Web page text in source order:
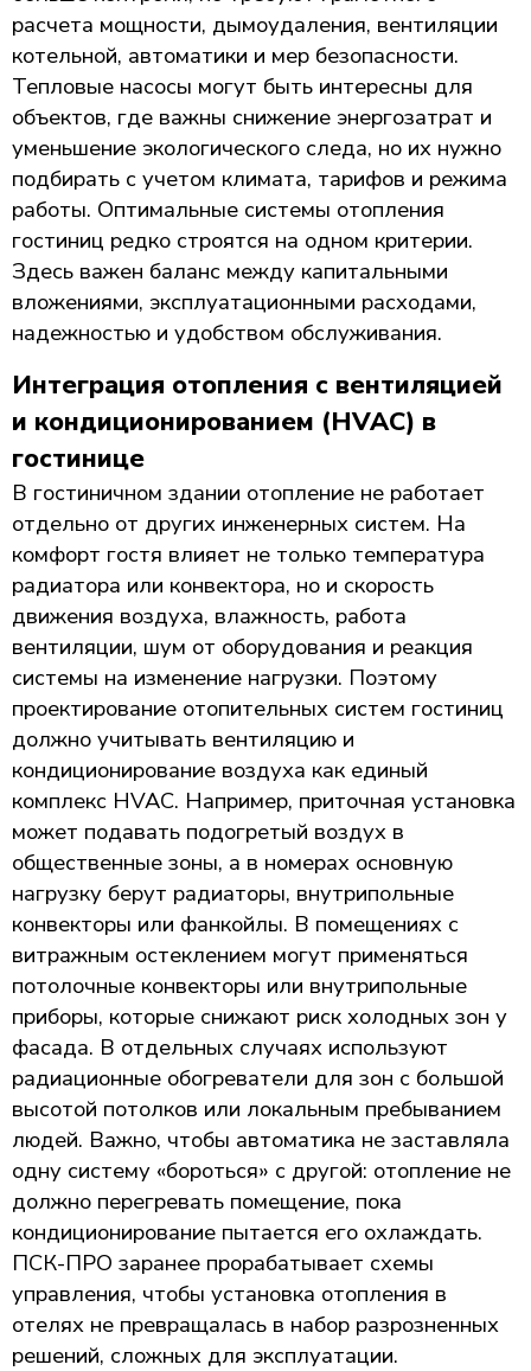
расчета мощности, дымоудаления, вентиляции
котельной, автоматики и мер безопасности.
Тепловые насосы могут быть интересны для
объектов, где важны снижение энергозатрат и
уменьшение экологического следа, но их нужно
подбирать с учетом климата, тарифов и режима
работы. Оптимальные системы отопления
гостиниц редко строятся на одном критерии.
Здесь важен баланс между капитальными
вложениями, эксплуатационными расходами,
надежностью и удобством обслуживания.
Интеграция отопления с вентиляцией
и кондиционированием (HVAC) в
гостинице
В гостиничном здании отопление не работает
отдельно от других инженерных систем. На
комфорт гостя влияет не только температура
радиатора или конвектора, но и скорость
движения воздуха, влажность, работа
вентиляции, шум от оборудования и реакция
системы на изменение нагрузки. Поэтому
проектирование отопительных систем гостиниц
должно учитывать вентиляцию и
кондиционирование воздуха как единый
комплекс HVAC. Например, приточная установка
может подавать подогретый воздух в
общественные зоны, а в номерах основную
нагрузку берут радиаторы, внутрипольные
конвекторы или фанкойлы. В помещениях с
витражным остеклением могут применяться
потолочные конвекторы или внутрипольные
приборы, которые снижают риск холодных зон у
фасада. В отдельных случаях используют
радиационные обогреватели для зон с большой
высотой потолков или локальным пребыванием
людей. Важно, чтобы автоматика не заставляла
одну систему «бороться» с другой: отопление не
должно перегревать помещение, пока
кондиционирование пытается его охлаждать.
ПСК-ПРО заранее прорабатывает схемы
управления, чтобы установка отопления в
отелях не превращалась в набор разрозненных
решений, сложных для эксплуатации.